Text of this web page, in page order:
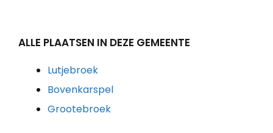
ALLE PLAATSEN IN DEZE GEMEENTE
Lutjebroek
Bovenkarspel
Grootebroek